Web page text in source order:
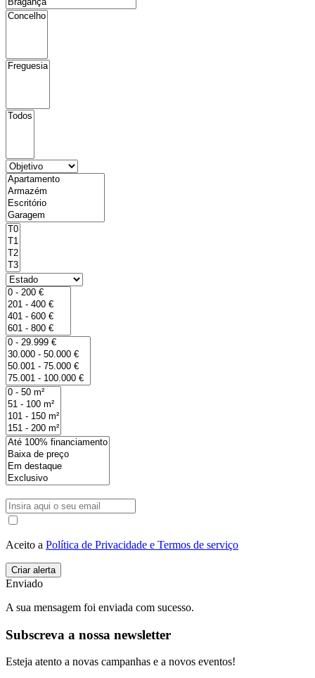
Aceito a Política de Privacidade e Termos de serviço
Enviado
A sua mensagem foi enviada com sucesso.
Subscreva a nossa newsletter
Esteja atento a novas campanhas e a novos eventos!